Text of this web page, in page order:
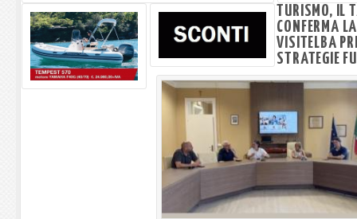
TURISMO, IL
CONFERMA
VISITELBA
STRATEGIE